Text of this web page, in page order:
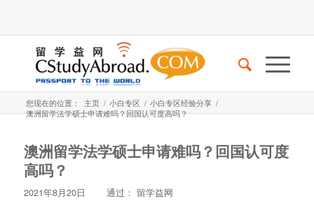
您现在的位置： 主页 / 小白专区 / 小白专区经验分享 /
澳洲留学法学硕士申请难吗？回国认可度高吗？
澳洲留学法学硕士申请难吗？回国认可度
高吗？
2021年8月20日 通过： 留学益网